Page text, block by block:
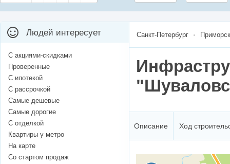
Санкт-Петербург
Описание Ход
Людей интересует
С акциями-скидками
Проверенные
С ипотекой
С рассрочкой
Самые дешевые
Самые дорогие
С отделкой
Квартиры у метро
На карте
Со стартом продаж